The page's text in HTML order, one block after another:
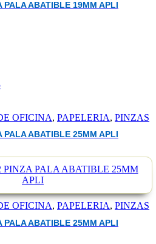
ABATIBLE 19MM APLI
OFICINA, PAPELERIA, PINZAS
ABATIBLE 25MM APLI
OFICINA, PAPELERIA, PINZAS
ABATIBLE 25MM APLI